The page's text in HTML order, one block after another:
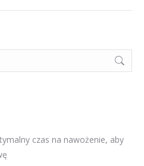
czas na nawożenie, aby